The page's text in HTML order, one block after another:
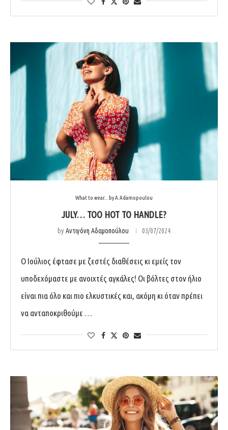
What to wear...by A.Adamopoulou
JULY… TOO HOT TO HANDLE?
byΑντιγόνη Αδαμοπούλου 03/07/2024
Ο Ιούλιος έφτασε με ζεστές διαθέσεις κι εμείς τον
υποδεχόμαστε με ανοιχτές αγκάλες! Οι βόλτες στον ήλιο
είναι πια όλο και πιο ελκυστικές και, ακόμη κι όταν πρέπει
να ανταποκριθούμε …